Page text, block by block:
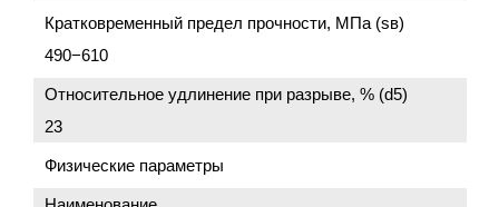
Кратковременный предел прочности, МПа (sв)
490−610
Относительное удлинение при разрыве, % (d5)
23
Физические параметры